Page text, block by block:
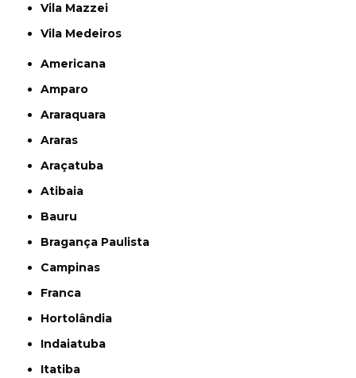
Vila Mazzei
Vila Medeiros
Americana
Amparo
Araraquara
Araras
Araçatuba
Atibaia
Bauru
Bragança Paulista
Campinas
Franca
Hortolândia
Indaiatuba
Itatiba